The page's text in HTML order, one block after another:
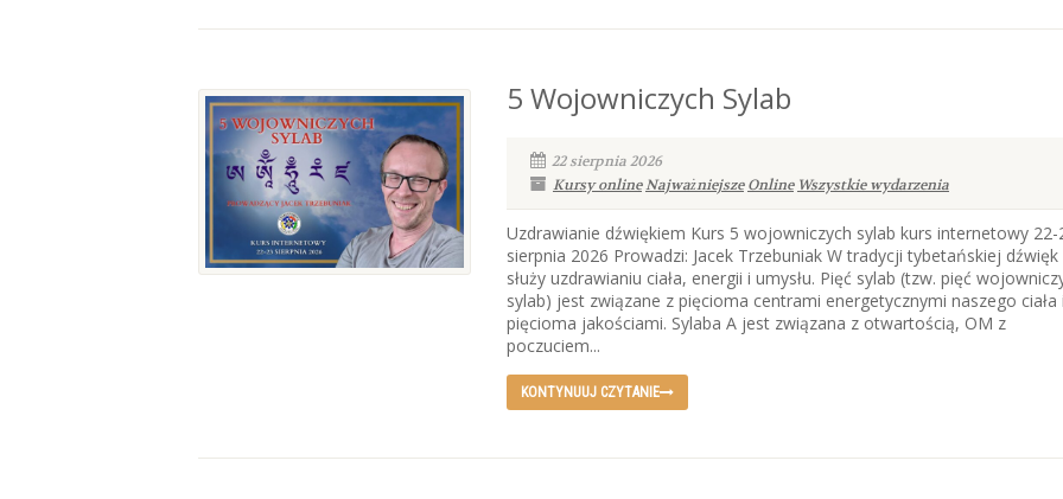
5 Wojowniczych Sylab
22 sierpnia 2026
Kursy onlineNajważniejsze Online Wszystkie wydarzenia
Uzdrawianie dźwiękiem Kurs 5 wojowniczych sylab kurs internetowy 22-
sierpnia 2026 Prowadzi: Jacek Trzebuniak W tradycji tybetańskiej dźwięk
służy uzdrawianiu ciała, energii i umysłu. Pięć sylab (tzw. pięć
sylab) jest związane z pięcioma centrami energetycznymi naszego ciała i
pięcioma jakościami. Sylaba A jest związana z otwartością, OM z
poczuciem...
KONTYNUUJ CZYTANIE